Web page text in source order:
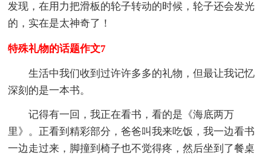
发现，在用力把滑板的轮子转动的时候，轮子还会发光
的，实在是太神奇了！
特殊礼物的话题作文7
生活中我们收到过许许多多的礼物，但最让我记忆
深刻的是一本书。
记得有一回，我正在看书，看的是《海底两万
里》。正看到精彩部分，爸爸叫我来吃饭，我一边看书
一边走过来，脚撞到椅子也不觉得疼，然后坐到了餐桌